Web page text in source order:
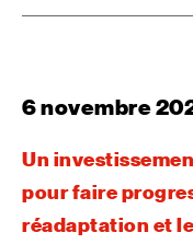
6 novembre
Un
pour faire
réadaptation et